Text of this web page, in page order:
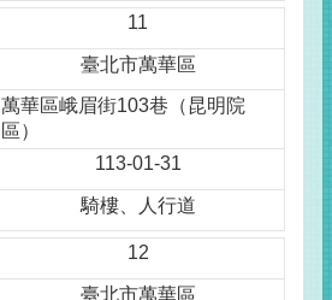
11
臺北市萬華區
萬華區峨眉街103巷（昆明院
區）
113-01-31
騎樓、人行道
12
臺北市萬華區